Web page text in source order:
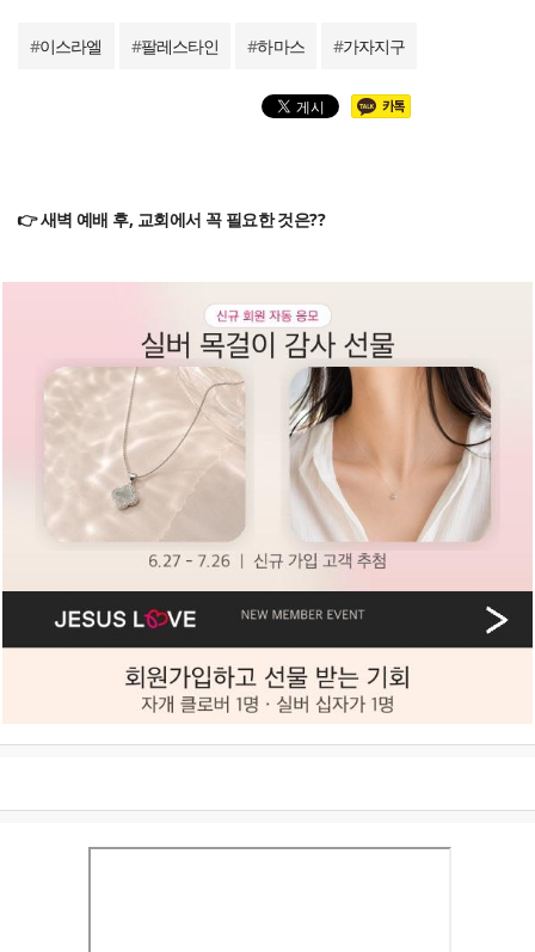
#이스라엘 #팔레스타인 #하마스 #가자지구
👉 새벽 예배 후, 교회에서 꼭 필요한 것은??